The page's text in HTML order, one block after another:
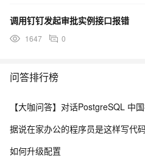
调用钉钉发起审批实例接口报错
1647 0
问答排行榜
据说在家办公的程序员是这样写代码
如何升级配置